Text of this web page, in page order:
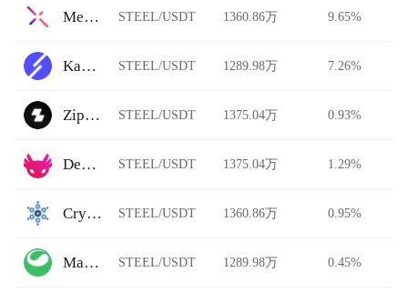
Metal X STEEL/USDT 1360.86万 9.65%
Kava Swap STEEL/USDT 1289.98万 7.26%
Zipmex STEEL/USDT 1375.04万 0.93%
Dexalot STEEL/USDT 1375.04万 1.29%
CryptoBridge STEEL/USDT 1360.86万 0.95%
Matcha STEEL/USDT 1289.98万 0.45%